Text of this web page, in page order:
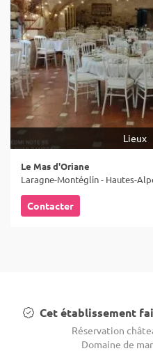
Lieux
Le Mas d'Oriane
Laragne-Montéglin - Hautes-
Contacter
Cet établissement
Réservation
Domaine de